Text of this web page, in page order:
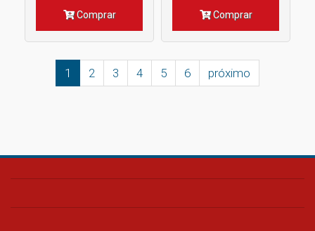
Comprar Comprar
1 2 3 4 5 6 próximo